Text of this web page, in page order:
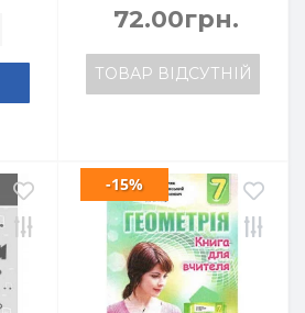
72.00грн.
ТОВАР ВІДСУТНІЙ
-15%